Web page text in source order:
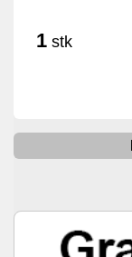
1 stk